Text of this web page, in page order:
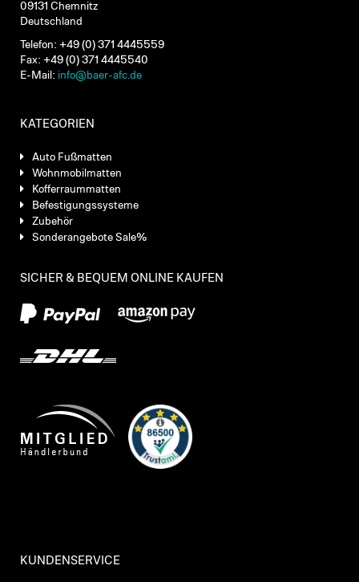
09131 Chemnitz
Deutschland
Telefon: +49 (0) 371 4445559
Fax: +49 (0) 371 4445540
E-Mail: info@baer-afc.de
KATEGORIEN
Auto Fußmatten
Wohnmobilmatten
Kofferraummatten
Befestigungssysteme
Zubehör
Sonderangebote Sale%
SICHER & BEQUEM ONLINE KAUFEN
KUNDENSERVICE